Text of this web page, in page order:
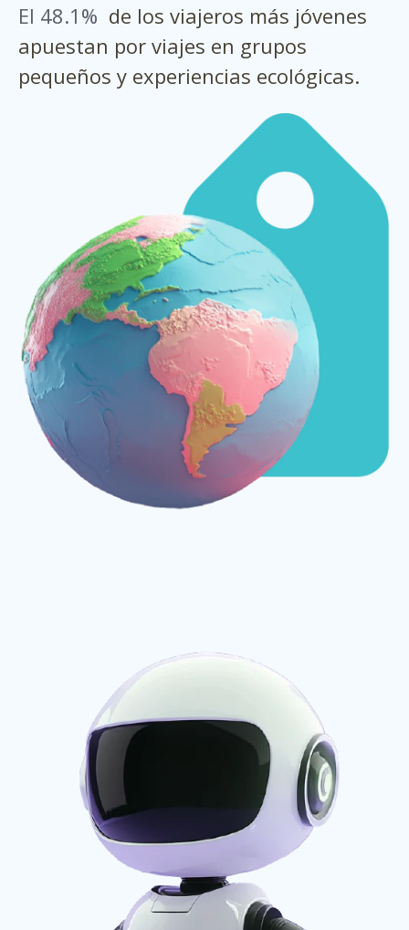
El 48.1% de los viajeros más jóvenes
apuestan por viajes en grupos
pequeños y experiencias ecológicas.